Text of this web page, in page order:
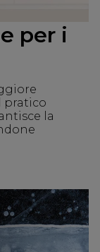
per i
pratico
la